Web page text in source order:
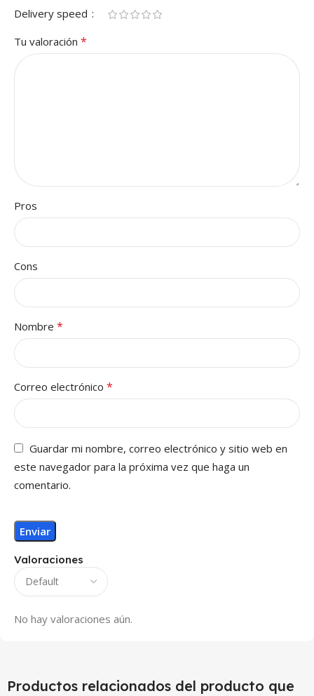
Valoraciones
No hay valoraciones aún.
Delivery speed
Tu valoración *
Pros
Cons
Nombre *
Correo electrónico *
Guardar mi nombre, correo electrónico y sitio web en
este navegador para la próxima vez que haga un
comentario.
Productos relacionados del producto que